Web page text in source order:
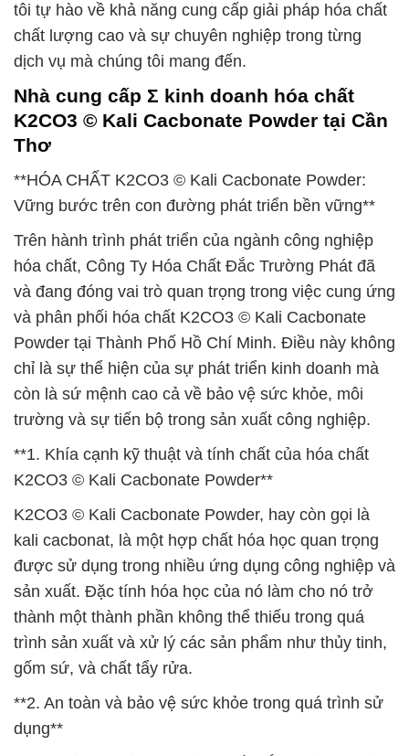
tôi tự hào về khả năng cung cấp giải pháp hóa chất
chất lượng cao và sự chuyên nghiệp trong từng
dịch vụ mà chúng tôi mang đến.
Nhà cung cấp Σ kinh doanh hóa chất
K2CO3 © Kali Cacbonate Powder tại Cần
Thơ
**HÓA CHẤT K2CO3 © Kali Cacbonate Powder:
Vững bước trên con đường phát triển bền vững**
Trên hành trình phát triển của ngành công nghiệp
hóa chất, Công Ty Hóa Chất Đắc Trường Phát đã
và đang đóng vai trò quan trọng trong việc cung ứng
và phân phối hóa chất K2CO3 © Kali Cacbonate
Powder tại Thành Phố Hồ Chí Minh. Điều này không
chỉ là sự thể hiện của sự phát triển kinh doanh mà
còn là sứ mệnh cao cả về bảo vệ sức khỏe, môi
trường và sự tiến bộ trong sản xuất công nghiệp.
**1. Khía cạnh kỹ thuật và tính chất của hóa chất
K2CO3 © Kali Cacbonate Powder**
K2CO3 © Kali Cacbonate Powder, hay còn gọi là
kali cacbonat, là một hợp chất hóa học quan trọng
được sử dụng trong nhiều ứng dụng công nghiệp và
sản xuất. Đặc tính hóa học của nó làm cho nó trở
thành một thành phần không thể thiếu trong quá
trình sản xuất và xử lý các sản phẩm như thủy tinh,
gốm sứ, và chất tẩy rửa.
**2. An toàn và bảo vệ sức khỏe trong quá trình sử
dụng**